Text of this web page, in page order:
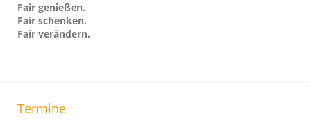
Fair genießen.
Fair schenken.
Fair verändern.
Termine